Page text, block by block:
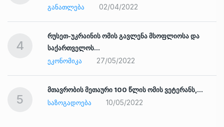
ᲒᲐᲜᲐᲗᲚᲔᲑᲐ
02/04/2022
4
რუსეთ-უკრაინის ომის გავლენა მსოფლიოსა და
საქართველოს…
ᲔᲙᲝᲜᲝᲛᲘᲙᲐ
27/05/2022
5
მთავრობის მეთაური 100 წლის ომის ვეტერანს,…
ᲡᲐᲖᲝᲒᲐᲓᲝᲔᲑᲐ
10/05/2022